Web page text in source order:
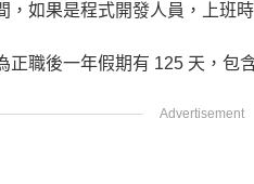
，如果是程式開發人員，上班
正職後一年假期有 125 天，包